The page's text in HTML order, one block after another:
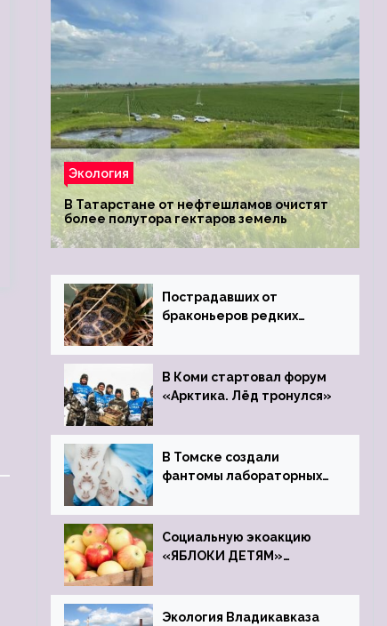
Экология
В Татарстане от нефтешламов очистят
более полутора гектаров земель
Пострадавших от
браконьеров редких
Ростовский зоопарк
В Коми стартовал форум
«Арктика. Лёд тронулся»
В Томске создали
фантомы лабораторных
Социальную экоакцию
«ЯБЛОКИ ДЕТЯМ»
Экология Владикавказа